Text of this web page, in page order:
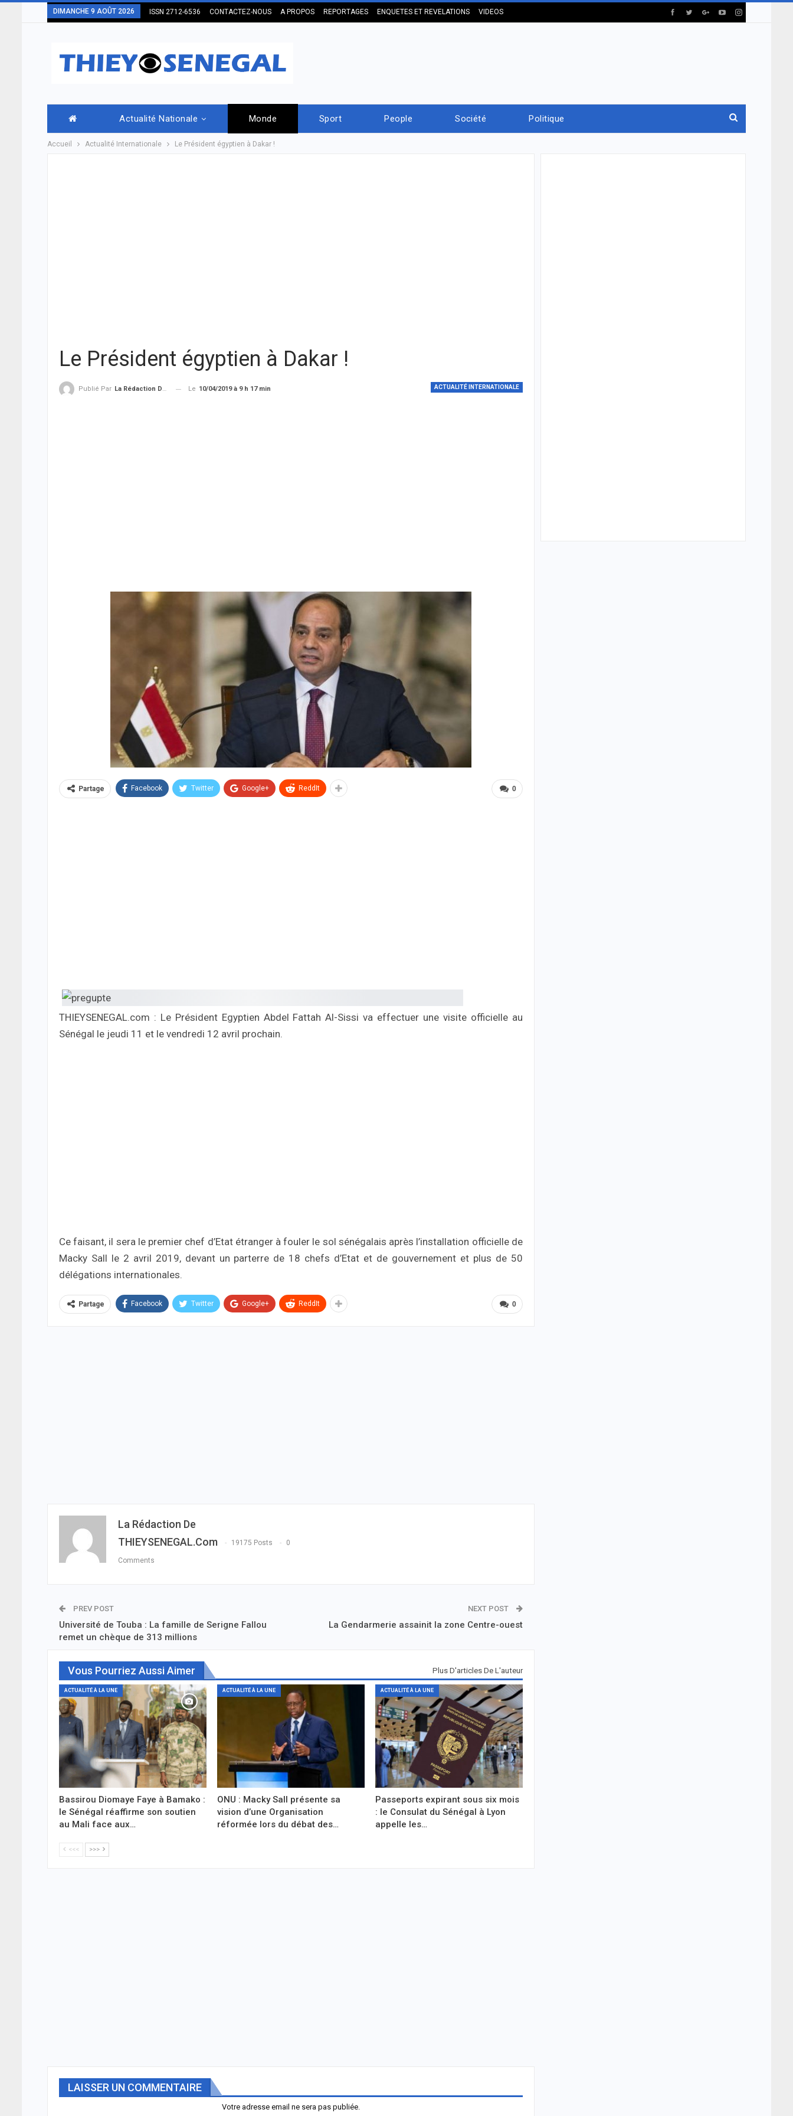
DIMANCHE 9 AOÛT 2026 ISSN 2712-6536 CONTACTEZ-NOUS A PROPOS REPORTAGES ENQUETES ET REVELATIONS VIDEOS
Actualité Nationale Monde Sport People Société Politique
Accueil Actualité Internationale Le Président égyptien à Dakar !
Le Président égyptien à Dakar !
ACTUALITÉ INTERNATIONALE
Publié Par La Rédaction De THIEYSENEGAL.com Le 10/04/2019 à 9 h 17 min
0
Partage Facebook Twitter Google+ ReddIt
THIEYSENEGAL.com : Le Président Egyptien Abdel Fattah Al-Sissi va effectuer une visite officielle au
Sénégal le jeudi 11 et le vendredi 12 avril prochain.
Ce faisant, il sera le premier chef d’Etat étranger à fouler le sol sénégalais après l’installation officielle de
Macky Sall le 2 avril 2019, devant un parterre de 18 chefs d’Etat et de gouvernement et plus de 50
délégations internationales.
0
Partage Facebook Twitter Google+ ReddIt
La Rédaction De
THIEYSENEGAL.com
19175 Posts 0
Comments
PREV POST
Université de Touba : La famille de Serigne Fallou
remet un chèque de 313 millions
NEXT POST
La Gendarmerie assainit la zone Centre-ouest
Vous Pourriez Aussi Aimer Plus D'articles De L'auteur
ACTUALITÉ À LA UNE
Bassirou Diomaye Faye à Bamako :
le Sénégal réaffirme son soutien
au Mali face aux…
ACTUALITÉ À LA UNE
ONU : Macky Sall présente sa
vision d’une Organisation
réformée lors du débat des…
ACTUALITÉ À LA UNE
Passeports expirant sous six mois
: le Consulat du Sénégal à Lyon
appelle les…
<<< >>>
LAISSER UN COMMENTAIRE
Votre adresse email ne sera pas publiée.